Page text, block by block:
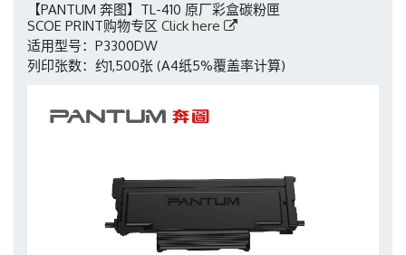
【PANTUM 奔图】TL-410 原厂彩盒碳粉匣
SCOE PRINT购物专区 Click here
适用型号：P3300DW
列印张数：约1,500张 (A4纸5%覆盖率计算)